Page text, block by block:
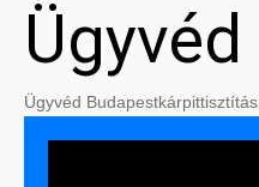
Ügyvéd Budapestkárpittisztítás